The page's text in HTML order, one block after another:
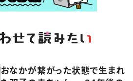
おなかが繋がった状態で生まれ